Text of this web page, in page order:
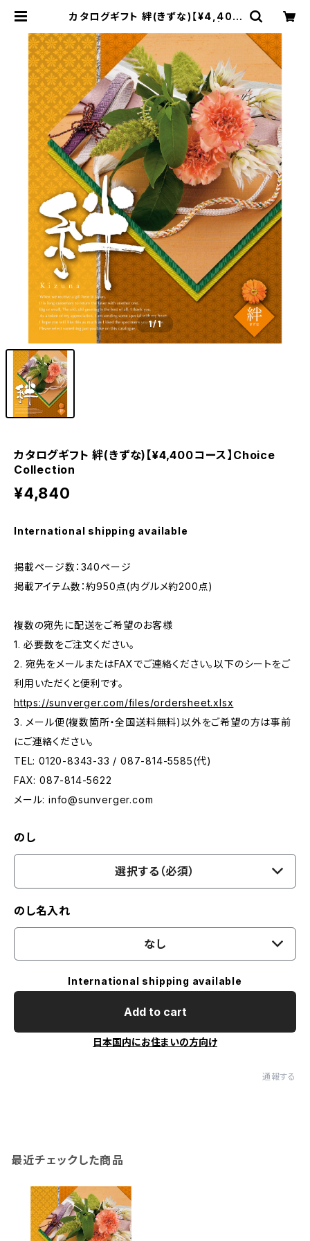
カタログギフト 絆(きずな)【¥4,400
nverger
1/1
カタログギフト 絆(きずな)【¥4,400コース】Choice
Collection
¥4,840
International shipping available
掲載ページ数：340ページ
掲載アイテム数：約950点(内グルメ約200点)
複数の宛先に配送をご希望のお客様
1. 必要数をご注文ください。
2. 宛先をメールまたはFAXでご連絡ください。以下のシートをご
利用いただくと便利です。
https://sunverger.com/files/ordersheet.xlsx
3. メール便(複数箇所・全国送料無料)以外をご希望の方は事前
にご連絡ください。
TEL: 0120-8343-33 / 087-814-5585(代)
FAX: 087-814-5622
メール: info@sunverger.com
のし
選択する（必須）
のし名入れ
なし
International shipping available
Add to cart
日本国内にお住まいの方向け
通報する
最近チェックした商品